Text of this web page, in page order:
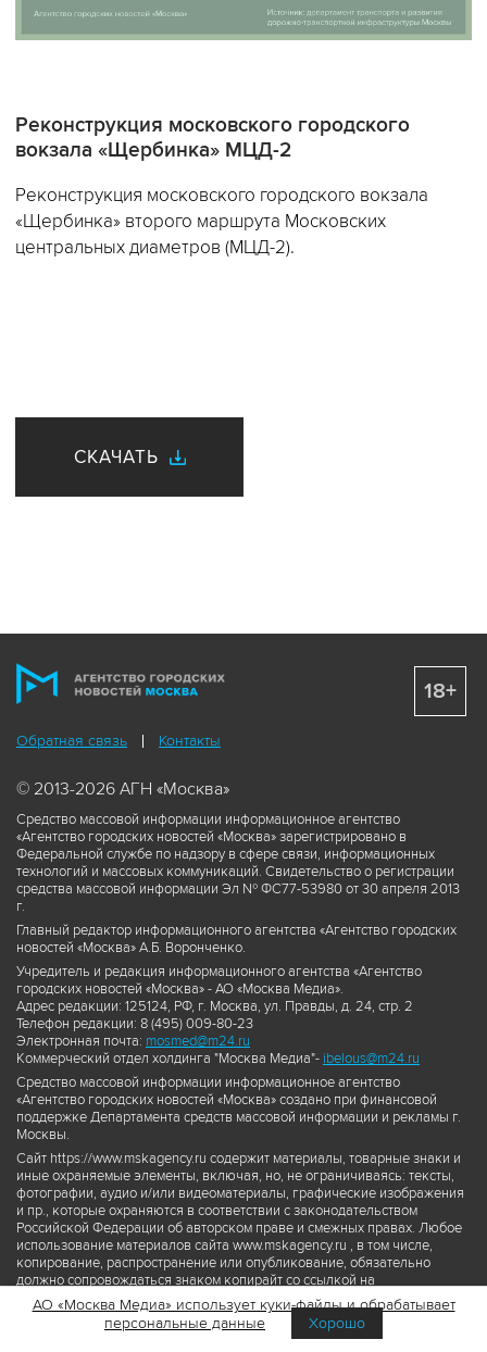
Реконструкция московского городского
вокзала «Щербинка» МЦД-2
Реконструкция московского городского вокзала
«Щербинка» второго маршрута Московских
центральных диаметров (МЦД-2).
СКАЧАТЬ
Обратная связь Контакты
© 2013-2026 АГН «Москва»
Средство массовой информации информационное агентство
«Агентство городских новостей «Москва» зарегистрировано в
Федеральной службе по надзору в сфере связи, информационных
технологий и массовых коммуникаций. Свидетельство о регистрации
средства массовой информации Эл № ФС77-53980 от 30 апреля 2013
г.
Главный редактор информационного агентства «Агентство городских
новостей «Москва» А.Б. Воронченко.
Учредитель и редакция информационного агентства «Агентство
городских новостей «Москва» - АО «Москва Медиа».
Адрес редакции: 125124, РФ, г. Москва, ул. Правды, д. 24, стр. 2
Телефон редакции: 8 (495) 009-80-23
Электронная почта: mosmed@m24.ru
Коммерческий отдел холдинга "Москва Медиа"- ibelous@m24.ru
Средство массовой информации информационное агентство
«Агентство городских новостей «Москва» создано при финансовой
поддержке Департамента средств массовой информации и рекламы г.
Москвы.
Сайт https://www.mskagency.ru содержит материалы, товарные знаки и
иные охраняемые элементы, включая, но, не ограничиваясь: тексты,
фотографии, аудио и/или видеоматериалы, графические изображения
и пр., которые охраняются в соответствии с законодательством
Российской Федерации об авторском праве и смежных правах. Любое
использование материалов сайта www.mskagency.ru , в том числе,
копирование, распространение или опубликование, обязательно
должно сопровождаться знаком копирайт со ссылкой на
правообладателя © АО «Москва Медиа», а также гиперссылкой на сайт
www.mskagency.ru как на первоисточник информации. Переработка
материалов сайта www.mskagency.ru не допускается.
18+
АО «Москва Медиа» использует куки-файлы и обрабатывает
персональные данные
Хорошо